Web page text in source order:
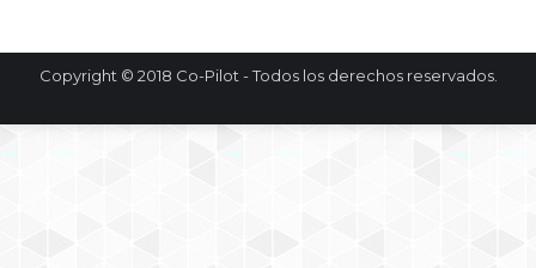
Copyright © 2018 Co-Pilot - Todos los derechos reservados.